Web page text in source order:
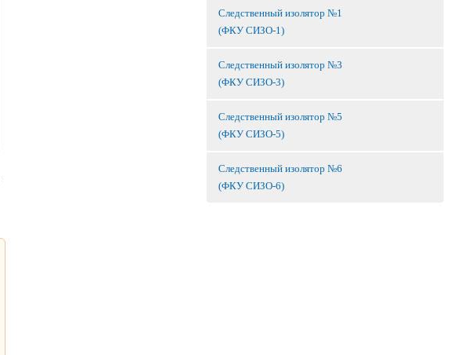
Следственный изолятор №1
(ФКУ СИЗО-1)
Следственный изолятор №3
(ФКУ СИЗО-3)
Следственный изолятор №5
(ФКУ СИЗО-5)
Следственный изолятор №6
(ФКУ СИЗО-6)